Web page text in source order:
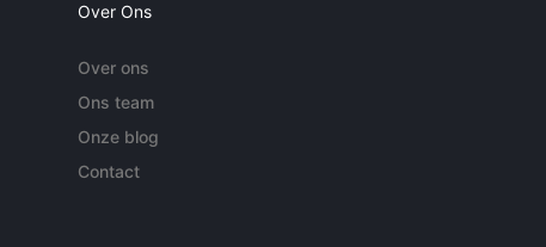
Over Ons
Over ons
Ons team
Onze blog
Contact